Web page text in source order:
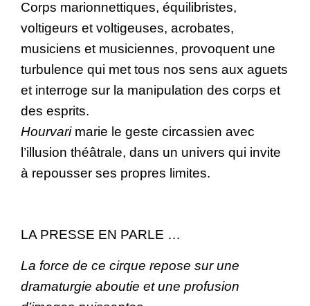
Corps marionnettiques, équilibristes,
voltigeurs et voltigeuses, acrobates,
musiciens et musiciennes, provoquent une
turbulence qui met tous nos sens aux aguets
et interroge sur la manipulation des corps et
des esprits.
Hourvarimarie le geste circassien avec
l’illusion théâtrale, dans un univers qui invite
à repousser ses propres limites.
LA PRESSE EN PARLE …
La force de ce cirque repose sur une
dramaturgie aboutie et une profusion